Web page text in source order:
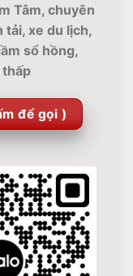
Tâm, chuyên
tải, xe du lịch,
sổ hồng,
thấp
để gọi )